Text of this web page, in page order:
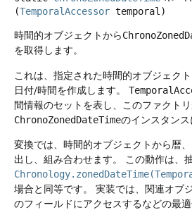
(TemporalAccessor temporal)
時間的オブジェクトから
を取得します。
これは、指定された時間的オブジェク
日付/時間を作成します。
間情報のセットを表し、このファクト
ChronoZonedDateTimeのインスタンス
変換では、時間的オブジェクトから暦
出し、組み合わせます。
この動作は、
場合と同等です。
実装では、関連オブ
のフィールドにアクセスするなどの最